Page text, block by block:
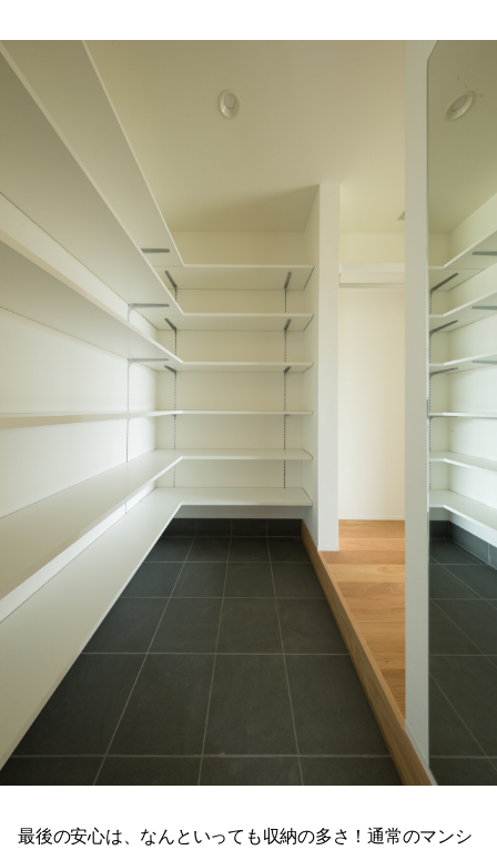
最後の安心は、なんといっても収納の多さ！通常のマンシ